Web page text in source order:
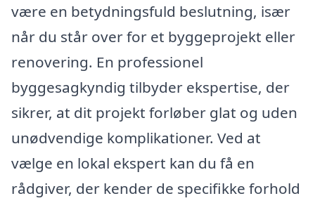
være en betydningsfuld beslutning, især
når du står over for et byggeprojekt eller
renovering. En professionel
byggesagkyndig tilbyder ekspertise, der
sikrer, at dit projekt forløber glat og uden
unødvendige komplikationer. Ved at
vælge en lokal ekspert kan du få en
rådgiver, der kender de specifikke forhold